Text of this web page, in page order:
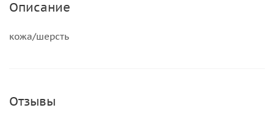
Описание
кожа/шерсть
Отзывы